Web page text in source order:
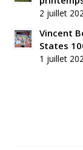
2 juillet
Vincent
States
1 juillet